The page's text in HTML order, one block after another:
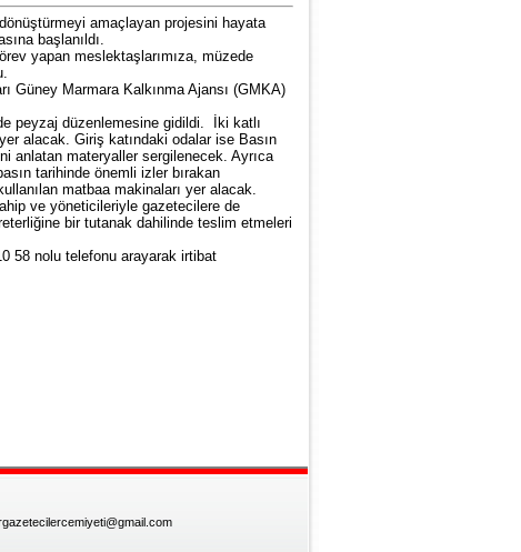
amaçlayan projesini hayata
başlanıldı.
yapan meslektaşlarımıza, müzede
Güney Marmara Kalkınma Ajansı (GMKA)
peyzaj düzenlemesine gidildi. İki katlı
alacak. Giriş katındaki odalar ise Basın
anlatan materyaller sergilenecek. Ayrıca
tarihinde önemli izler bırakan
matbaa makinaları yer alacak.
ve yöneticileriyle gazetecilere de
bir tutanak dahilinde teslim etmeleri
58 nolu telefonu arayarak irtibat